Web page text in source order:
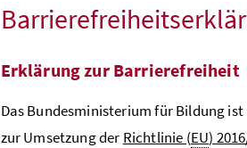
Erklärung zur Barrierefreiheit
Das Bundesministerium für Bildung
zur Umsetzung der Richtlinie (EU)